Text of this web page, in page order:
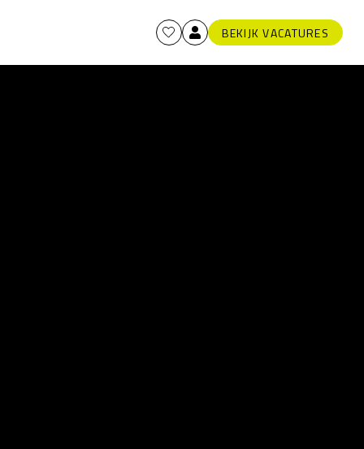
BEKIJK VACATURES